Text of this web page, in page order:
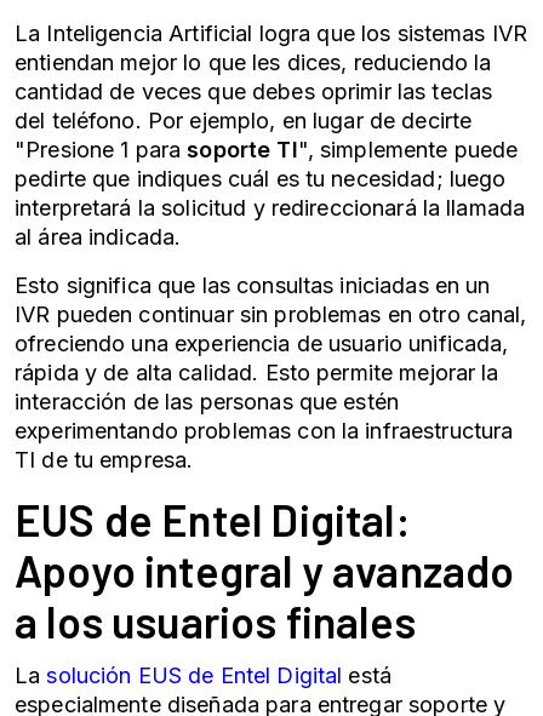
La Inteligencia Artificial logra que los sistemas IVR
entiendan mejor lo que les dices, reduciendo la
cantidad de veces que debes oprimir las teclas
del teléfono. Por ejemplo, en lugar de decirte
"Presione 1 para soporte TI", simplemente puede
pedirte que indiques cuál es tu necesidad; luego
interpretará la solicitud y redireccionará la llamada
al área indicada.
Esto significa que las consultas iniciadas en un
IVR pueden continuar sin problemas en otro canal,
ofreciendo una experiencia de usuario unificada,
rápida y de alta calidad. Esto permite mejorar la
interacción de las personas que estén
experimentando problemas con la infraestructura
TI de tu empresa.
EUS de Entel Digital:
Apoyo integral y avanzado
a los usuarios finales
La solución EUS de Entel Digital está
especialmente diseñada para entregar soporte y